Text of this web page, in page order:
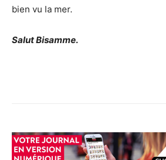
bien vu la mer.
Salut Bisamme.